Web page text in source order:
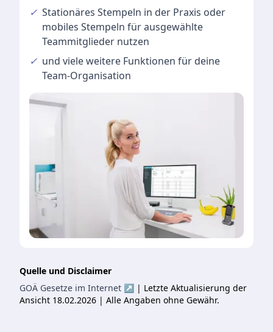
✓ Stationäres Stempeln in der Praxis oder
mobiles Stempeln für ausgewählte
Teammitglieder nutzen
✓ und vieleweitere Funktionen für deine
Team-Organisation
Quelle und Disclaimer
GOÄ Gesetze im Internet ↗ | Letzte Aktualisierung der
Ansicht 18.02.2026 | Alle Angaben ohne Gewähr.